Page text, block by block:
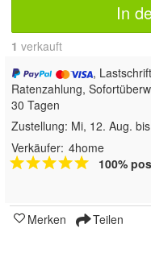
In
1 verkauft
,
Ratenzahlung,
30 Tagen
Zustellung: Mi, 12. Aug.
Verkäufer: 4home
100%
Merken Teilen